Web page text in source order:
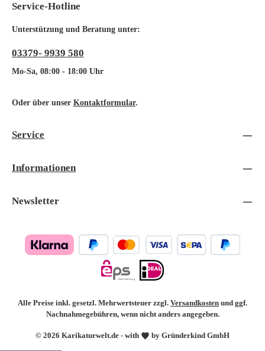
Service-Hotline
Unterstützung und Beratung unter:
03379- 9939 580
Mo-Sa, 08:00 - 18:00 Uhr
Oder über unser Kontaktformular.
Service
Informationen
Newsletter
© 2026 Karikaturwelt.de - with by Gründerkind GmbH
Alle Preise inkl. gesetzl. Mehrwertsteuer zzgl. Versandkosten und ggf.
Nachnahmegebühren, wenn nicht anders angegeben.